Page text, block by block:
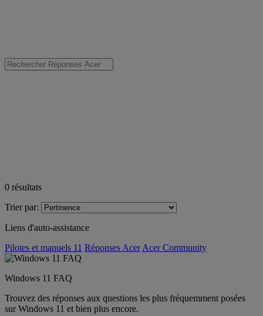
0 résultats
Trier par:
Liens d'auto-assistance
Pilotes et manuels 11 Réponses Acer Acer Community
Windows 11 FAQ
Trouvez des réponses aux questions les plus fréquemment posées
sur Windows 11 et bien plus encore.